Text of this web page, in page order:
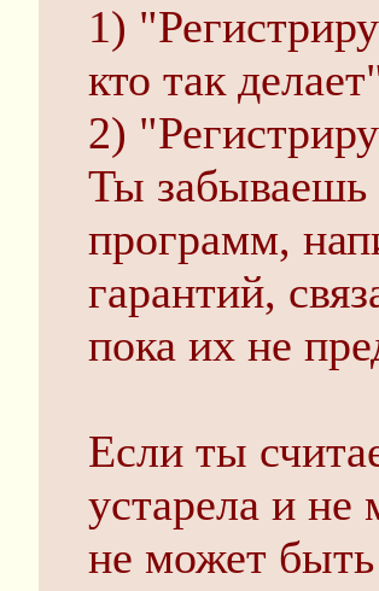
1)
кто так
2)
Ты забываешь
программ,
гарантий,
пока их не
Если ты
устарела и
не может